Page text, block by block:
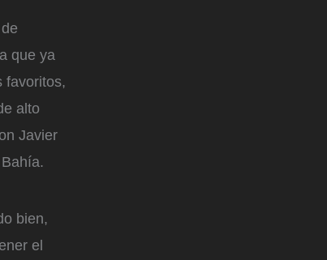
que ya
favoritos,
alto
Javier
bien,
el